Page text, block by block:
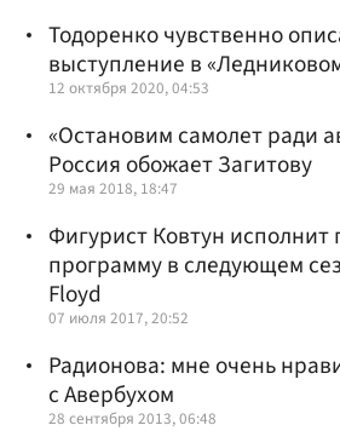
Тодоренко чувственно
выступление в
12 октября 2020, 04:53
«Остановим самолет ради
Россия обожает Загитову
29 мая 2018, 18:47
Фигурист Ковтун
программу в следующем
Floyd
07 июля 2017, 20:52
Радионова: мне очень
с Авербухом
28 сентября 2013, 06:48